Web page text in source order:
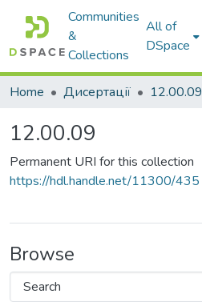
Communities
&
Collections
All of
DSpace
Home Дисертації 12.00.09
12.00.09
Permanent URI for this collection
https://hdl.handle.net/11300/435
Browse